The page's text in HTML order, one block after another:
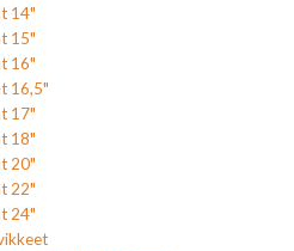
14"
15"
16"
16,5"
17"
18"
20"
22"
24"